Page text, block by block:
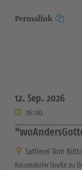
Permalink
12. Sep. 2026
16:00
Sattlerei Tom
Kesselsdorfer Straße 212